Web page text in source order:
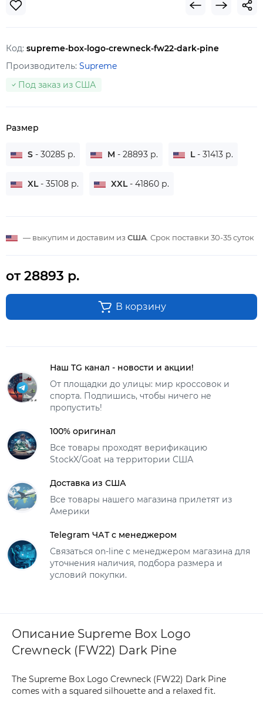
Код: supreme-box-logo-crewneck-fw22-dark-pine
Производитель: Supreme
Под заказ из США
Размер
S - 30285 р. M - 28893 р. L- 31413 р.
XL- 35108 р. XXL- 41860 р.
— выкупим и доставим из США . Срок поставки 30-35 суток
от 28893 р.
В корзину
Наш TG канал - новости и акции!
От площадки до улицы: мир кроссовок и
спорта. Подпишись, чтобы ничего не
пропустить!
100% оригинал
Все товары проходят верификацию
StockX/Goat на территории США
Доставка из США
Все товары нашего магазина прилетят из
Америки
Telegram ЧАТ с менеджером
Связаться on-line с менеджером магазина для
уточнения наличия, подбора размера и
условий покупки.
Описание Supreme Box Logo
Crewneck (FW22) Dark Pine
The Supreme Box Logo Crewneck (FW22) Dark Pine
comes with a squared silhouette and a relaxed fit.